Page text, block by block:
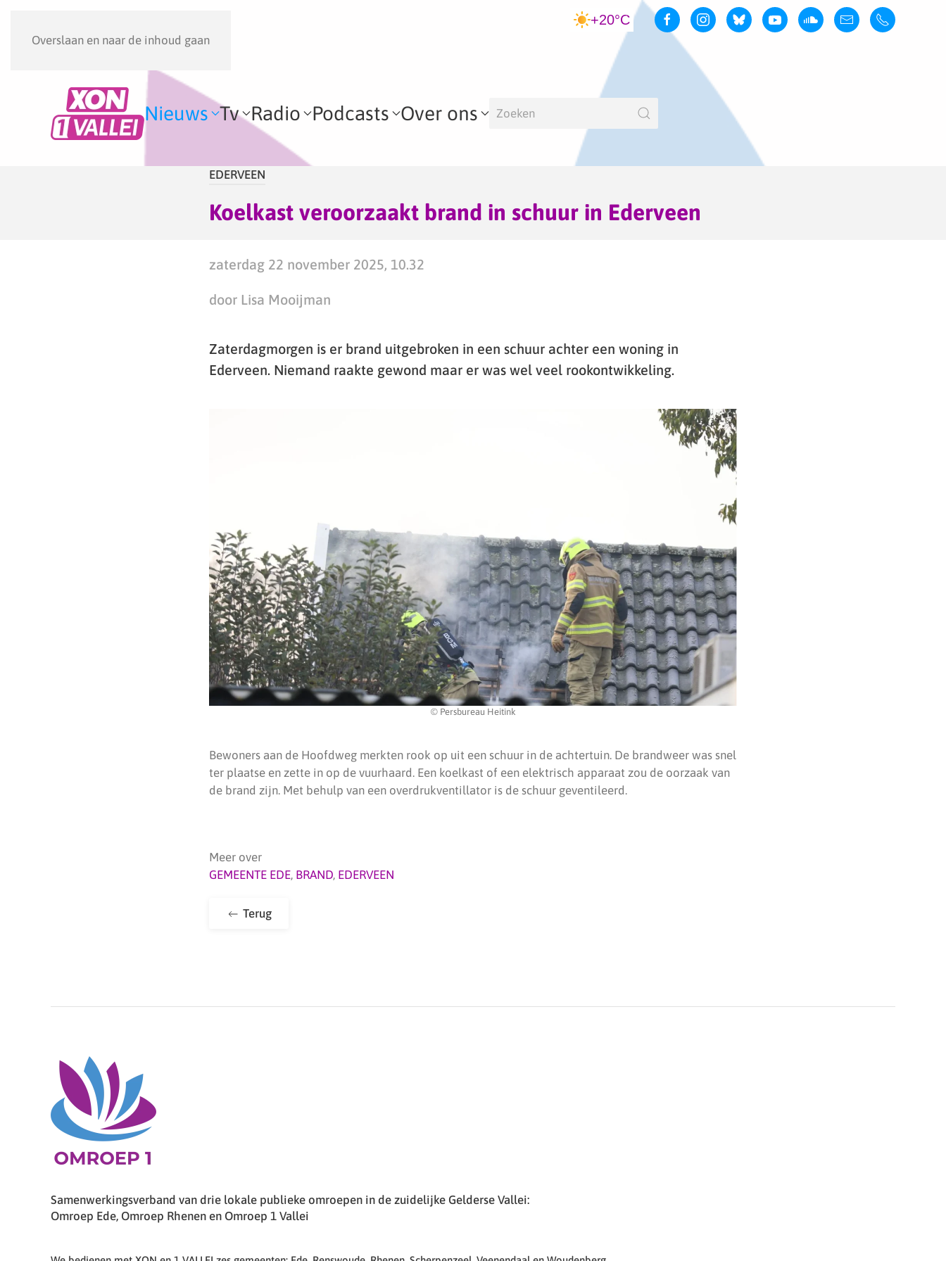
Overslaan en naar de inhoud gaan
+20°C
Nieuws Tv Radio Podcasts Over ons
EDERVEEN
Koelkast veroorzaakt brand in schuur in Ederveen
zaterdag 22 november 2025, 10.32
door Lisa Mooijman
Zaterdagmorgen is er brand uitgebroken in een schuur achter een woning in
Ederveen. Niemand raakte gewond maar er was wel veel rookontwikkeling.
© Persbureau Heitink
Bewoners aan de Hoofdweg merkten rook op uit een schuur in de achtertuin. De brandweer was snel
ter plaatse en zette in op de vuurhaard. Een koelkast of een elektrisch apparaat zou de oorzaak van
de brand zijn. Met behulp van een overdrukventillator is de schuur geventileerd.
Meer over
GEMEENTE EDE, BRAND, EDERVEEN
Terug
Samenwerkingsverband van drie lokale publieke omroepen in de zuidelijke Gelderse Vallei:
Omroep Ede, Omroep Rhenen en Omroep 1 Vallei